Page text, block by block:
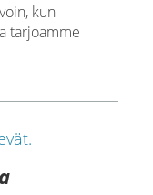
kun
tarjoamme